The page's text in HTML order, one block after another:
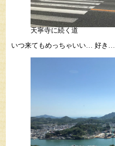
天寧寺に続く道
いつ来てもめっちゃいい… 好き…